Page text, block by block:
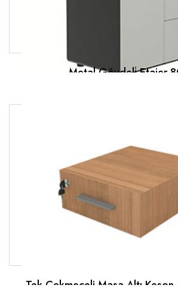
Metal Gövdeli̇ Etajer
Tek Çekmeceli Masa Altı